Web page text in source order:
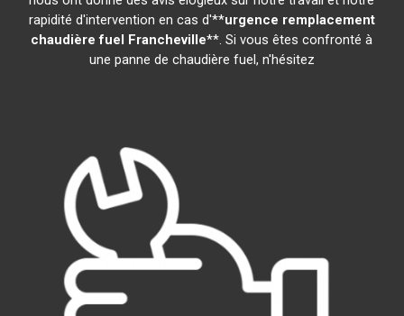
rapidité d'intervention en cas d'**urgence remplacement
chaudière fuel Francheville**. Si vous êtes confronté à
une panne de chaudière fuel, n'hésitez